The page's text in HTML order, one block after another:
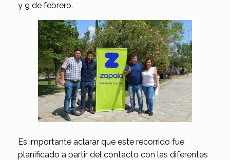
y 9 de febrero.
Es importante aclarar que este recorrido fue
planificado a partir del contacto con las diferentes